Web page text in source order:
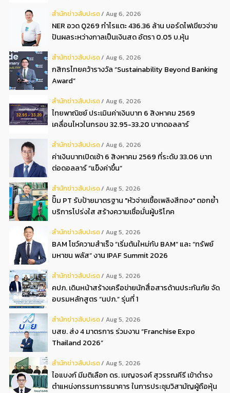
สํานักข่าวสับปะรด Aug 6, 2026
NER อวด Q269 กำไรแตะ 436.36 ล้าน บอร์ดไฟเขียวจ่าย
ปันผลระหว่างกาลเป็นเงินสด อัตรา 0.05 บ.หุ้น
สํานักข่าวสับปะรด Aug 6, 2026
กสิกรไทยคว้ารางวัล “Sustainability Beyond Banking
Award”
สํานักข่าวสับปะรด Aug 6, 2026
ไทยพาณิชย์ ประเมินค่าเงินบาท 6 สิงหาคม 2569
เคลื่อนไหวในกรอบ 32.95-33.20 บาทดอลลาร์
สํานักข่าวสับปะรด Aug 6, 2026
ค่าเงินบาทเปิดเช้า 6 สิงหาคม 2569 ที่ระดับ 33.06 บาท
ต่อดอลลาร์ “แข็งค่าขึ้น”
สํานักข่าวสับปะรด Aug 5, 2026
ปั๊ม PT รับป้ายมาตรฐาน "หัวจ่ายเชื้อเพลิงสีทอง" ตอกย้ำ
บริการโปร่งใส สร้างความเชื่อมั่นผู้บริโภค
สํานักข่าวสับปะรด Aug 5, 2026
BAM โชว์ความสำเร็จ “เริ่มต้นใหม่กับ BAM” และ “ทรัพย์
มหาชน พลัส” งาน IPAF Summit 2026
สํานักข่าวสับปะรด Aug 5, 2026
คปภ. เดินหน้าสร้างเครือข่ายนักสื่อสารด้านประกันภัย จัด
อบรมหลักสูตร “นปภ.” รุ่นที่ 1
สํานักข่าวสับปะรด Aug 5, 2026
บสย. ส่ง 4 มาตรการ ร่วมงาน “Franchise Expo
Thailand 2026”
สํานักข่าวสับปะรด Aug 5, 2026
ไอแบงก์ มีมติเลือก ดร. เบญจรงค์ สุวรรณคีรี เข้าดำรง
ตำแหน่งกรรมการธนาคาร ในการประชุมวิสามัญผู้ถือหุ้น